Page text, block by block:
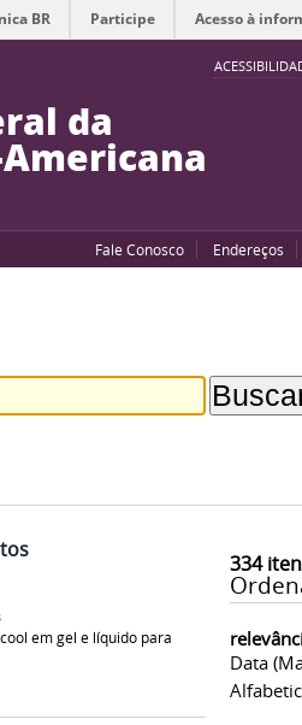
BR Participe Acesso à
da
Fale Conosco Endereços
334
Data
em gel e líquido para